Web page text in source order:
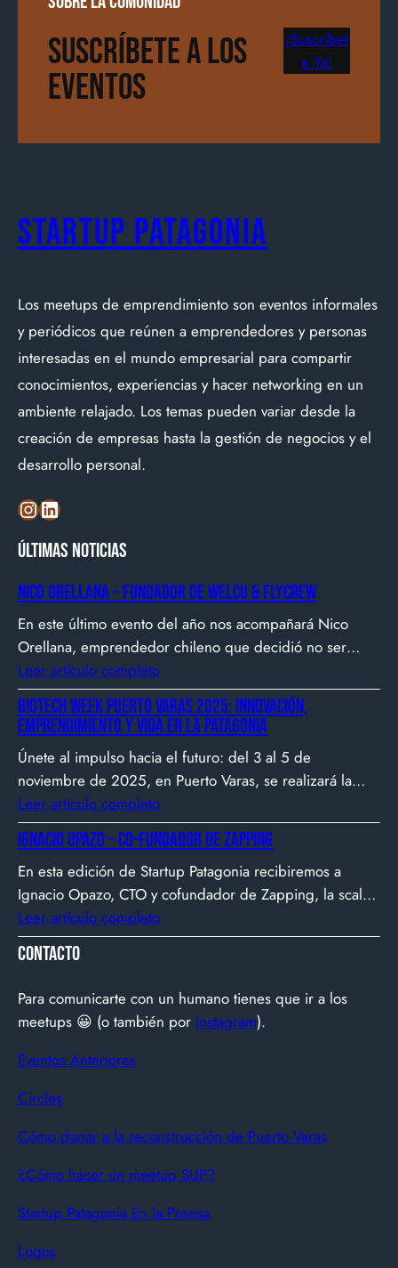
Suscríbete a los
Eventos
¡Suscríbet
e Ya!
Startup Patagonia
Los meetups de emprendimiento son eventos informales
y periódicos que reúnen a emprendedores y personas
interesadas en el mundo empresarial para compartir
conocimientos, experiencias y hacer networking en un
ambiente relajado. Los temas pueden variar desde la
creación de empresas hasta la gestión de negocios y el
desarrollo personal.
InstagramLinkedIn
Últimas noticias
Nico Orellana – Fundador de Welcu & Flycrew
En este último evento del año nos acompañará Nico
Orellana, emprendedor chileno que decidió no ser
gerente, sino constructor de impacto. Desde que en
2007 fundó Webprendedor (¡un visionario!), evento
que buscó dar visibilidad al emprendimiento
tecnológico en Chile, hasta fundar Welcu, la primera
empresa latinoamericana acelerada por 500 Startups en
Silicon Valley.
Leer artículo completo
Biotech Week Puerto Varas 2025: Innovación,
emprendimiento y vida en la Patagonia
Únete al impulso hacia el futuro: del 3 al 5 de
noviembre de 2025, en Puerto Varas, se realizará la
Biotech Week Puerto Varas 2025 donde la
biotecnología, el emprendimiento y el entorno
patagónico convergen para transformar ideas en
impacto.
Leer artículo completo
Ignacio Opazo – Co-Fundador de Zapping
En esta edición de Startup Patagonia recibiremos a
Ignacio Opazo, CTO y cofundador de Zapping, la scale-
up chilena que está cambiando la manera en que
América Latina ve televisión. ​Zapping nació con una idea
simple y potente: ofrecer una experiencia de TV por
internet fluida, sin decodificadores ni contratos, y hoy
suma más de 600…
Leer artículo completo
Contacto
Para comunicarte con un humano tienes que ir a los
meetups 😀 (o también por Instagram).
Eventos Anteriores
Circles
Cómo donar a la reconstrucción de Puerto Varas
¿Cómo hacer un meetup SUP?
Startup Patagonia En la Prensa
Logos